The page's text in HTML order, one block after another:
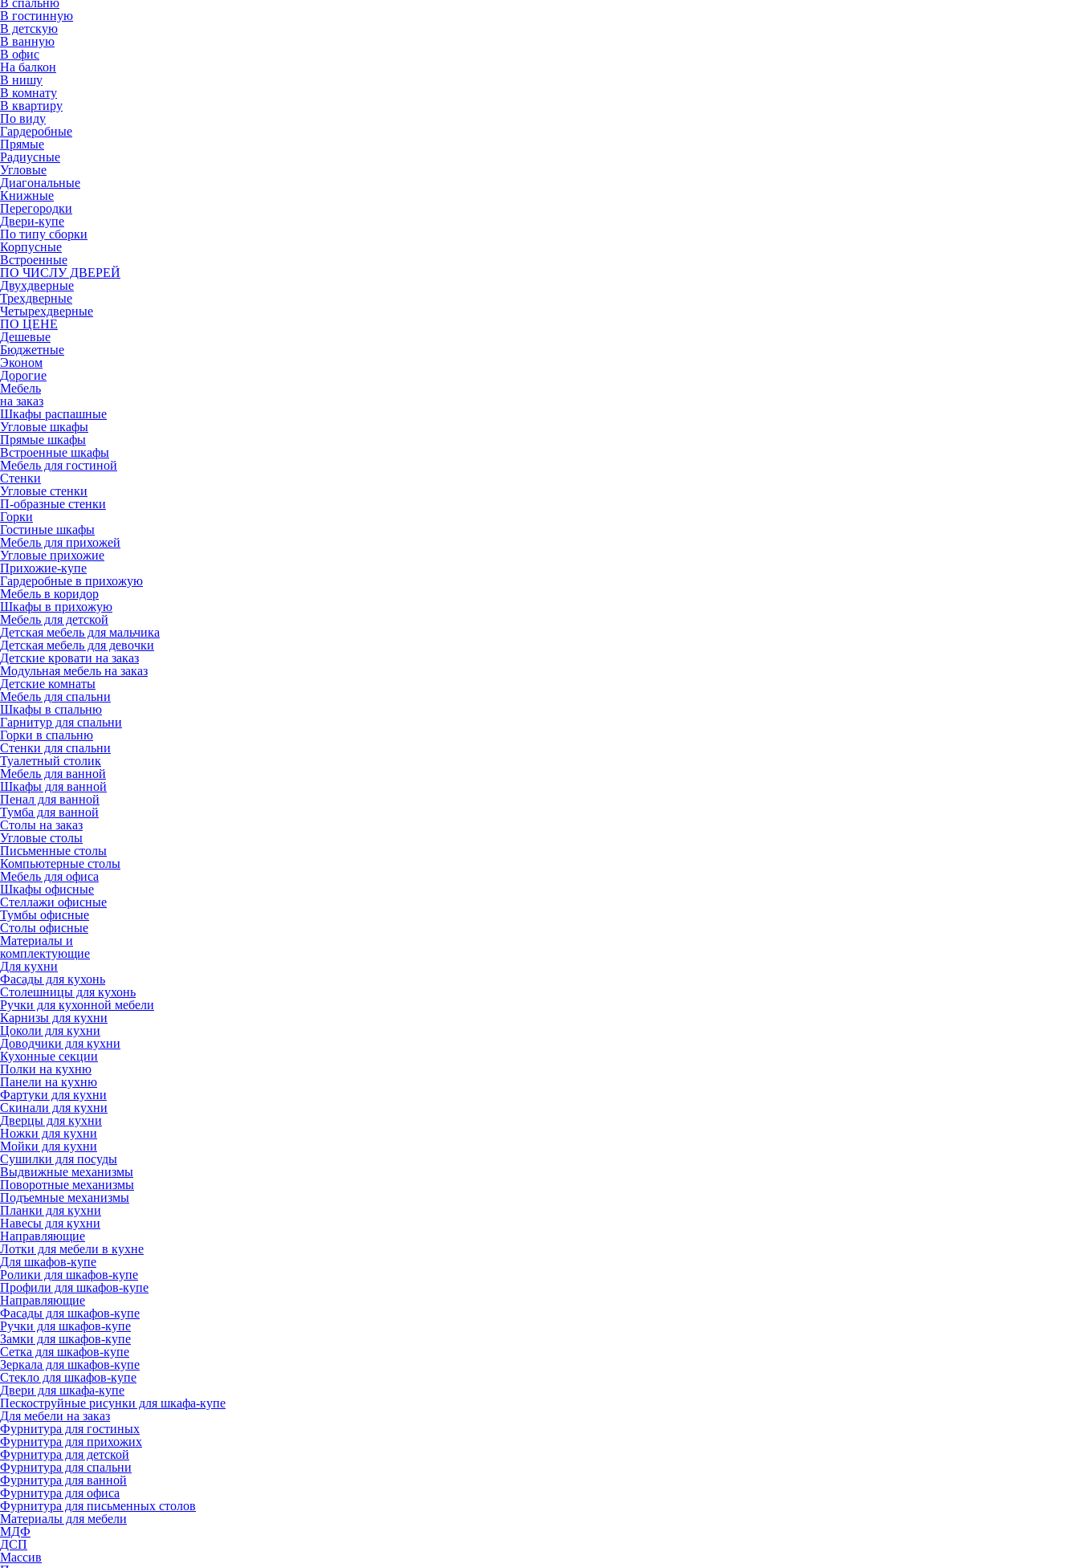
В гостинную
В детскую
В ванную
В офис
На балкон
В нишу
В комнату
В квартиру
По виду
Гардеробные
Прямые
Радиусные
Угловые
Диагональные
Книжные
Перегородки
Двери-купе
По типу сборки
Корпусные
Встроенные
ПО ЧИСЛУ ДВЕРЕЙ
Двухдверные
Трехдверные
Четырехдверные
ПО ЦЕНЕ
Дешевые
Бюджетные
Эконом
Дорогие
Мебель
на заказ
Шкафы распашные
Угловые шкафы
Прямые шкафы
Встроенные шкафы
Мебель для гостиной
Стенки
Угловые стенки
П-образные стенки
Горки
Гостиные шкафы
Мебель для прихожей
Угловые прихожие
Прихожие-купе
Гардеробные в прихожую
Мебель в коридор
Шкафы в прихожую
Мебель для детской
Детская мебель для мальчика
Детская мебель для девочки
Детские кровати на заказ
Модульная мебель на заказ
Детские комнаты
Мебель для спальни
Шкафы в спальню
Гарнитур для спальни
Горки в спальню
Стенки для спальни
Туалетный столик
Мебель для ванной
Шкафы для ванной
Пенал для ванной
Тумба для ванной
Столы на заказ
Угловые столы
Письменные столы
Компьютерные столы
Мебель для офиса
Шкафы офисные
Стеллажи офисные
Тумбы офисные
Столы офисные
Материалы и
комплектующие
Для кухни
Фасады для кухонь
Столешницы для кухонь
Ручки для кухонной мебели
Карнизы для кухни
Цоколи для кухни
Доводчики для кухни
Кухонные секции
Полки на кухню
Панели на кухню
Фартуки для кухни
Скинали для кухни
Дверцы для кухни
Ножки для кухни
Мойки для кухни
Сушилки для посуды
Выдвижные механизмы
Поворотные механизмы
Подъемные механизмы
Планки для кухни
Навесы для кухни
Направляющие
Лотки для мебели в кухне
Для шкафов-купе
Ролики для шкафов-купе
Профили для шкафов-купе
Направляющие
Фасады для шкафов-купе
Ручки для шкафов-купе
Замки для шкафов-купе
Сетка для шкафов-купе
Зеркала для шкафов-купе
Стекло для шкафов-купе
Двери для шкафа-купе
Пескоструйные рисунки для шкафа-купе
Для мебели на заказ
Фурнитура для гостиных
Фурнитура для прихожих
Фурнитура для детской
Фурнитура для спальни
Фурнитура для ванной
Фурнитура для офиса
Фурнитура для письменных столов
Материалы для мебели
МДФ
ДСП
Массив